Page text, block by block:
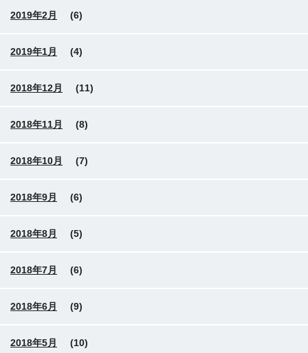
2019年2月 (6)
2019年1月 (4)
2018年12月 (11)
2018年11月 (8)
2018年10月 (7)
2018年9月 (6)
2018年8月 (5)
2018年7月 (6)
2018年6月 (9)
2018年5月 (10)